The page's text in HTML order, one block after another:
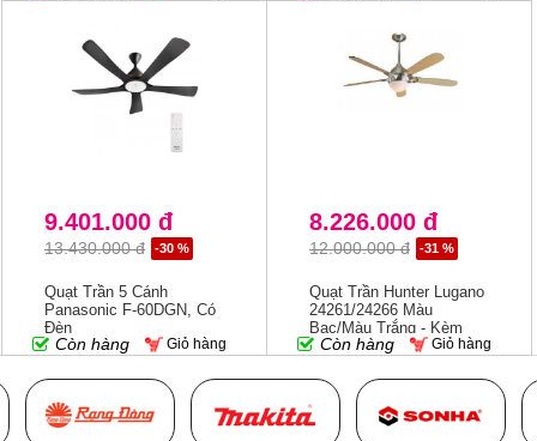
9.401.000 đ
13.430.000 đ -30 %
Quạt Trần 5 Cánh
Panasonic F-60DGN, Có
Đèn
Còn hàng Giỏ hàng
8.226.000 đ
12.000.000 đ -31 %
Quạt Trần Hunter Lugano
24261/24266 Màu
Bạc/màu Trắng - Kèm
Điều Khiển Từ Xa F35
Còn hàng Giỏ hàng